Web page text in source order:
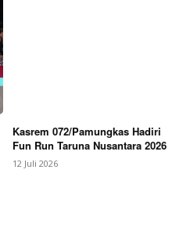
Kasrem 072/Pamungkas Hadiri
Fun Run Taruna Nusantara 2026
12 Juli 2026